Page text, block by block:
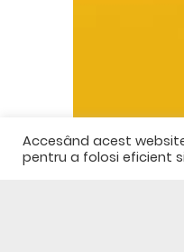
Accesând acest
pentru a folosi eficient